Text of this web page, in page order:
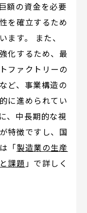
額の資金を必要
を確立するため
ます。 また、
化するため、最
ファクトリーの
ど、事業構造の
に進められてい
、中長期的な視
特徴ですし、国
「製造業の生産
課題」で詳しく